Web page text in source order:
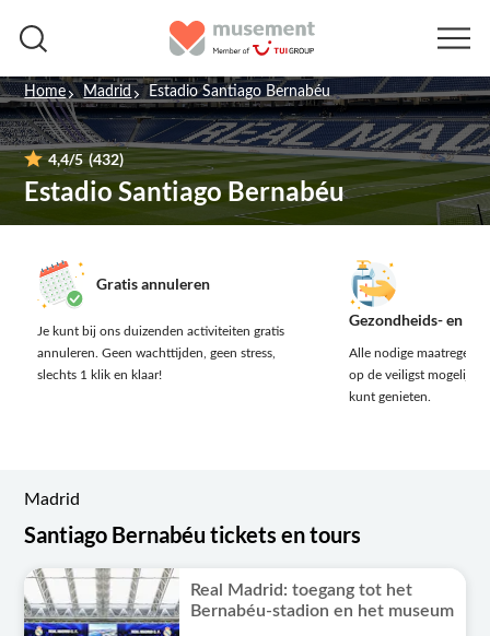
Home Madrid Estadio Santiago Bernabéu
4,4/5 (432)
Estadio Santiago Bernabéu
Gratis annuleren
Je kunt bij ons duizenden activiteiten gratis
annuleren. Geen wachttijden, geen stress,
slechts 1 klik en klaar!
Gezondheids- en
Alle nodige
op de veiligst mogelijke
kunt genieten.
Madrid
Santiago Bernabéu tickets en tours
Real Madrid: toegang tot het
Bernabéu-stadion en het museum